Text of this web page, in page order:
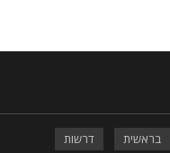
בראשית
דרשות